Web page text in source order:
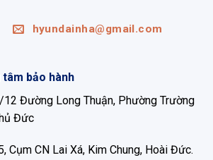
hyundainha@gmail.com
bảo hành
Đường Long Thuận, Phường Trường
Đức
Cụm CN Lai Xá, Kim Chung, Hoài Đức.